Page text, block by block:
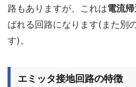
路もありますが、これは電流
ばれる回路になります(また別
す)。
エミッタ接地回路の特徴